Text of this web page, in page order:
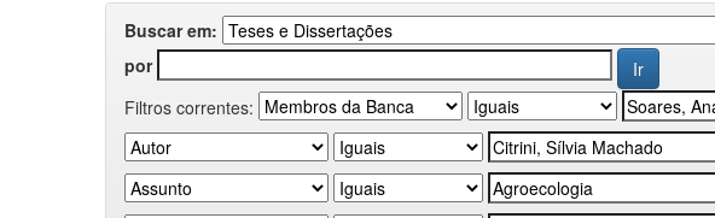
Buscar em:
por
Filtros correntes: